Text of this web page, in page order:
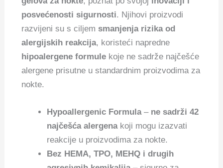
posvećenosti sigurnosti. Njihovi proizvodi
razvijeni su s ciljemsmanjenja rizika od
alergijskih reakcija, koristeći napredne
hipoalergene formule koje ne sadrže najčešće
alergene prisutne u standardnim proizvodima za
nokte.
Hypoallergenic Formula– ne sadrži 42
najčešća alergenakoji mogu izazvati
reakcije u proizvodima za nokte.
Bez HEMA, TPO, MEHQ i drugih